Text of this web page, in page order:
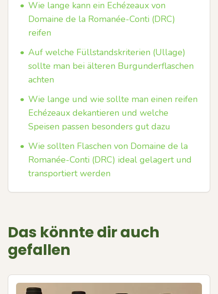
• Wie lange kann ein Echézeaux von
Domaine de la Romanée-Conti (DRC)
reifen
• Auf welche Füllstandskriterien (Ullage)
sollte man bei älteren Burgunderflaschen
achten
• Wie lange und wie sollte man einen reifen
Echézeaux dekantieren und welche
Speisen passen besonders gut dazu
• Wie sollten Flaschen von Domaine de la
Romanée-Conti (DRC) ideal gelagert und
transportiert werden
Das könnte dir auch
gefallen